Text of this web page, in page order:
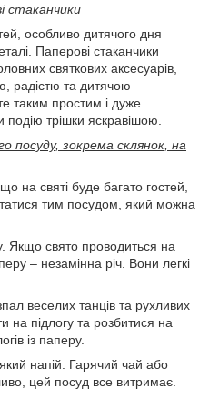
стаканчики
особливо дитячого дня
Паперові стаканчики
святкових аксесуарів,
радістю та дитячою
таким простим і дуже
трішки яскравішою.
посуду, зокрема склянок, на
на святі буде багато гостей,
тим посудом, який можна
Якщо свято проводиться на
– незамінна річ. Вони легкі
веселих танців та рухливих
на підлогу та розбитися на
із паперу.
напій. Гарячий чай або
цей посуд все витримає.